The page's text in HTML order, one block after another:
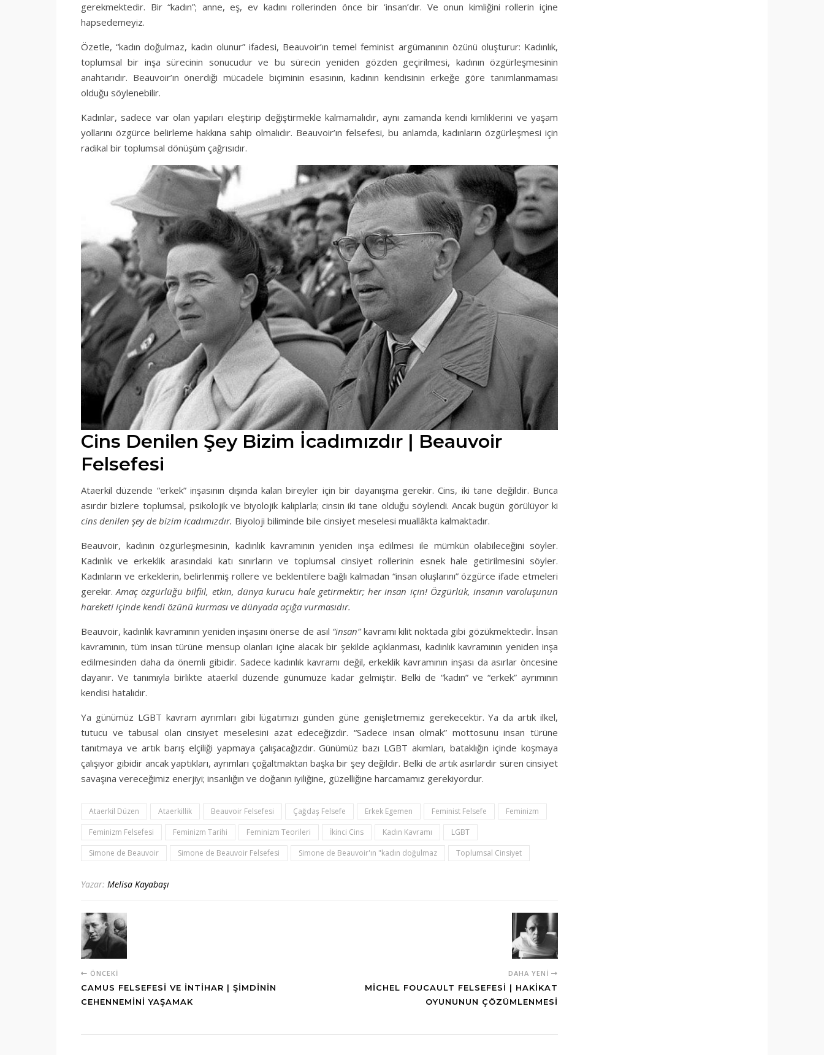
gerekmektedir. Bir “kadın”; anne, eş, ev kadını rollerinden önce bir ‘insan’dır. Ve onun kimliğini rollerin içine
hapsedemeyiz.
Özetle, “kadın doğulmaz, kadın olunur” ifadesi, Beauvoir’ın temel feminist argümanının özünü oluşturur: Kadınlık,
toplumsal bir inşa sürecinin sonucudur ve bu sürecin yeniden gözden geçirilmesi, kadının özgürleşmesinin
anahtarıdır. Beauvoir’ın önerdiği mücadele biçiminin esasının, kadının kendisinin erkeğe göre tanımlanmaması
olduğu söylenebilir.
Kadınlar, sadece var olan yapıları eleştirip değiştirmekle kalmamalıdır, aynı zamanda kendi kimliklerini ve yaşam
yollarını özgürce belirleme hakkına sahip olmalıdır. Beauvoir’ın felsefesi, bu anlamda, kadınların özgürleşmesi için
radikal bir toplumsal dönüşüm çağrısıdır.
Cins Denilen Şey Bizim İcadımızdır | Beauvoir
Felsefesi
Ataerkil düzende “erkek” inşasının dışında kalan bireyler için bir dayanışma gerekir. Cins, iki tane değildir. Bunca
asırdır bizlere toplumsal, psikolojik ve biyolojik kalıplarla; cinsin iki tane olduğu söylendi. Ancak bugün görülüyor ki
cins denilen şey de bizim icadımızdır. Biyoloji biliminde bile cinsiyet meselesi muallâkta kalmaktadır.
Beauvoir, kadının özgürleşmesinin, kadınlık kavramının yeniden inşa edilmesi ile mümkün olabileceğini söyler.
Kadınlık ve erkeklik arasındaki katı sınırların ve toplumsal cinsiyet rollerinin esnek hale getirilmesini söyler.
Kadınların ve erkeklerin, belirlenmiş rollere ve beklentilere bağlı kalmadan “insan oluşlarını” özgürce ifade etmeleri
gerekir.Amaç özgürlüğü bilfiil, etkin, dünya kurucu hale getirmektir; her insan için! Özgürlük, insanın varoluşunun
hareketi içinde kendi özünü kurması ve dünyada açığa vurmasıdır.
Beauvoir, kadınlık kavramının yeniden inşasını önerse de asıl “insan”kavramı kilit noktada gibi gözükmektedir. İnsan
kavramının, tüm insan türüne mensup olanları içine alacak bir şekilde açıklanması, kadınlık kavramının yeniden inşa
edilmesinden daha da önemli gibidir. Sadece kadınlık kavramı değil, erkeklik kavramının inşası da asırlar öncesine
dayanır. Ve tanımıyla birlikte ataerkil düzende günümüze kadar gelmiştir. Belki de “kadın” ve “erkek” ayrımının
kendisi hatalıdır.
Ya günümüz LGBT kavram ayrımları gibi lügatımızı günden güne genişletmemiz gerekecektir. Ya da artık ilkel,
tutucu ve tabusal olan cinsiyet meselesini azat edeceğizdir. “Sadece insan olmak” mottosunu insan türüne
tanıtmaya ve artık barış elçiliği yapmaya çalışacağızdır. Günümüz bazı LGBT akımları, bataklığın içinde koşmaya
çalışıyor gibidir ancak yaptıkları, ayrımları çoğaltmaktan başka bir şey değildir. Belki de artık asırlardır süren cinsiyet
savaşına vereceğimiz enerjiyi; insanlığın ve doğanın iyiliğine, güzelliğine harcamamız gerekiyordur.
Ataerkil Düzen Ataerkillik Beauvoir Felsefesi Çağdaş Felsefe Erkek Egemen Feminist Felsefe
Feminizm
Feminizm Felsefesi
Feminizm Tarihi Feminizm Teorileri İkinci Cins Kadın Kavramı
LGBT
Simone de Beauvoir
Simone de Beauvoir Felsefesi Simone de Beauvoir'ın "kadın doğulmaz Toplumsal Cinsiyet
Yazar: Melisa Kayabaşı
ÖNCEKI
CAMUS FELSEFESI VE İNTIHAR | ŞIMDININ
CEHENNEMINI YAŞAMAK
DAHA YENI
MICHEL FOUCAULT FELSEFESI | HAKIKAT
OYUNUNUN ÇÖZÜMLENMESI